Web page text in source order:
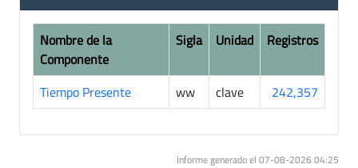
Nombre de la
Componente
Sigla Unidad Registros
Tiempo Presente ww clave 242,357
Informe generado el 07-08-2026 04:25